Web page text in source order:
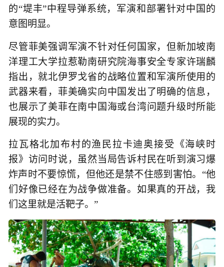
的“堤丰”中程导弹系统，军演和部署针对中国的
意图明显。
尽管菲美强调军演不针对任何国家，但新加坡南
洋理工大学拉惹勒南研究院海事安全专家许瑞麟
指出，就北伊罗戈省的战略位置和军演所使用的
武器来看，菲美确实向中国发出了明确的信息，
也展示了美菲在南中国海或台湾问题升级时所能
展现的实力。
拉瓦格北加布村的渔民拉卡迪奥接受《海峡时
报》访问时说，虽然当局告诉村民在听到演习爆
炸声时不要惊慌，但他还是禁不住感到害怕。“他
们好像已经在为战争做准备。如果真的开战，我
们这里就是活靶子。”